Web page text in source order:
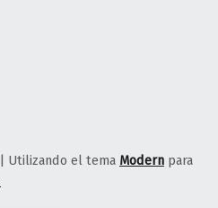
| Utilizando el tema Modern para